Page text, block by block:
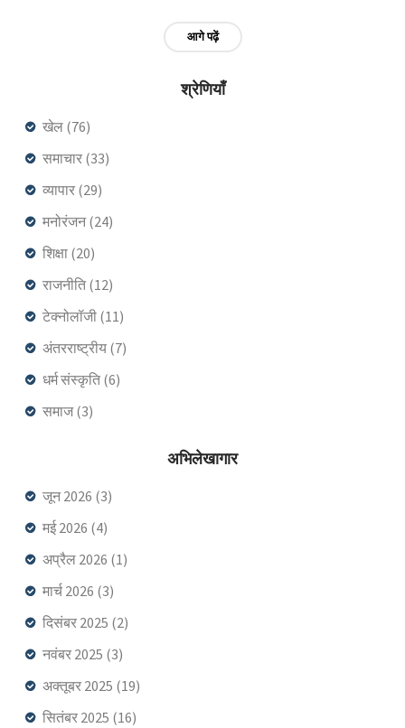
आगे पढ़ें
श्रेणियाँ
खेल (76)
समाचार (33)
व्यापार (29)
मनोरंजन(24)
शिक्षा (20)
राजनीति (12)
टेक्नोलॉजी (11)
अंतरराष्ट्रीय (7)
धर्म संस्कृति (6)
समाज(3)
अभिलेखागार
जून 2026 (3)
मई 2026 (4)
अप्रैल 2026 (1)
मार्च 2026 (3)
दिसंबर 2025 (2)
नवंबर 2025 (3)
अक्तूबर 2025 (19)
सितंबर 2025 (16)